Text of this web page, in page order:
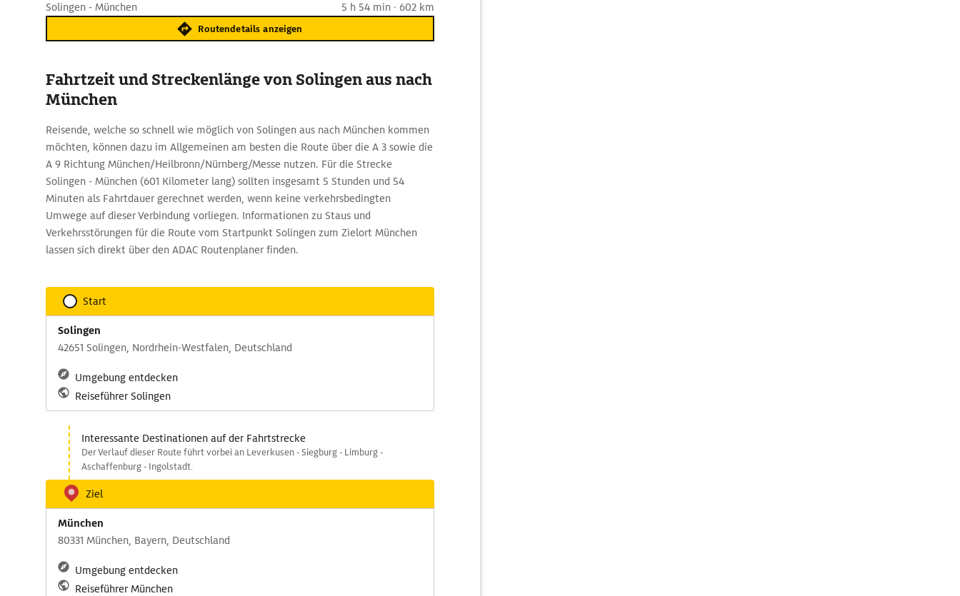
Solingen - München 5 h 54 min · 602 km
Routendetails anzeigen
Fahrtzeit und Streckenlänge von Solingen aus nach
München
Reisende, welche so schnell wie möglich von Solingen aus nach München kommen
möchten, können dazu im Allgemeinen am besten die Route über die A 3 sowie die
A 9 Richtung München/Heilbronn/Nürnberg/Messe nutzen. Für die Strecke
Solingen - München (601 Kilometer lang) sollten insgesamt 5 Stunden und 54
Minuten als Fahrtdauer gerechnet werden, wenn keine verkehrsbedingten
Umwege auf dieser Verbindung vorliegen. Informationen zu Staus und
Verkehrsstörungen für die Route vom Startpunkt Solingen zum Zielort München
lassen sich direkt über den ADAC Routenplaner finden.
Start
Solingen
42651 Solingen, Nordrhein-Westfalen, Deutschland
Umgebung entdecken
Reiseführer Solingen
Interessante Destinationen auf der Fahrtstrecke
Der Verlauf dieser Route führt vorbei an Leverkusen - Siegburg - Limburg -
Aschaffenburg - Ingolstadt.
Ziel
München
80331 München, Bayern, Deutschland
Umgebung entdecken
Reiseführer München